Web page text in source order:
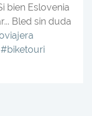
bien Eslovenia
Bled sin duda
#biketouri